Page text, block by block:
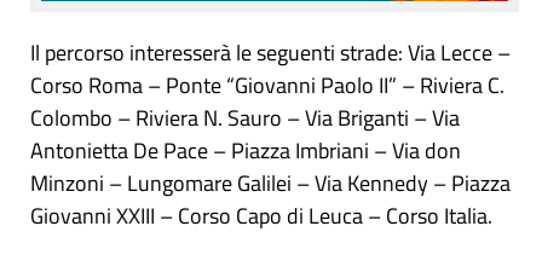
Il percorso interesserà le seguenti strade: Via Lecce –
Corso Roma – Ponte “Giovanni Paolo II” – Riviera C.
Colombo – Riviera N. Sauro – Via Briganti – Via
Antonietta De Pace – Piazza Imbriani – Via don
Minzoni – Lungomare Galilei – Via Kennedy – Piazza
Giovanni XXIII – Corso Capo di Leuca – Corso Italia.